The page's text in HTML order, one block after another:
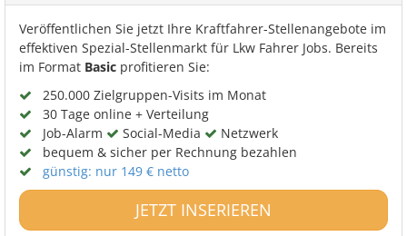
Veröffentlichen Sie jetzt Ihre Kraftfahrer-Stellenangebote im
effektiven Spezial-Stellenmarkt für Lkw Fahrer Jobs. Bereits
im Format Basic profitieren Sie:
250.000 Zielgruppen-Visits im Monat
30 Tage online + Verteilung
Job-Alarm
Social-Media
Netzwerk
bequem & sicher per Rechnung bezahlen
günstig: nur 149 € netto
JETZT INSERIEREN